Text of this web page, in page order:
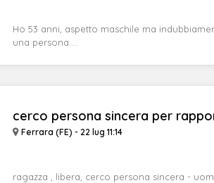
Ho 53 anni, aspetto maschile ma
una persona ...
cerco persona sincera per
Ferrara (FE) - 22 lug 11:14
ragazza , libera, cerco persona sincera -